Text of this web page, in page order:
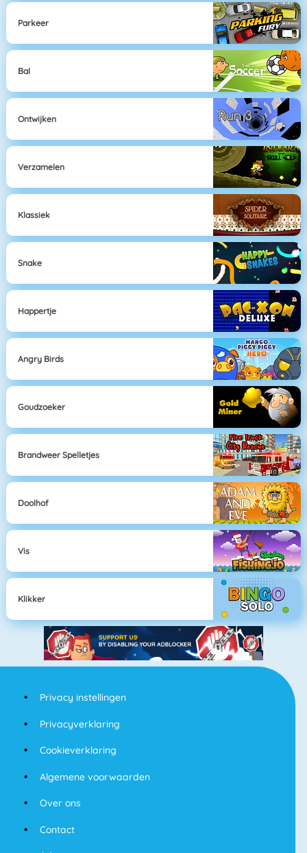
Parkeer
Bal
Ontwijken
Verzamelen
Klassiek
Snake
Happertje
Angry Birds
Goudzoeker
Brandweer Spelletjes
Doolhof
Vis
Klikker
Privacy instellingen
Privacyverklaring
Cookieverklaring
Algemene voorwaarden
Over ons
Contact